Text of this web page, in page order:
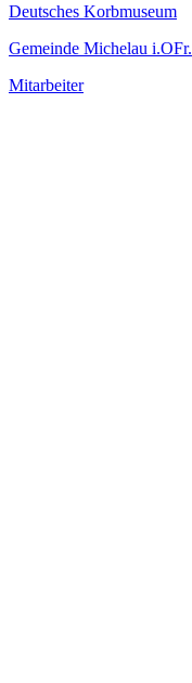
Deutsches Korbmuseum
Gemeinde Michelau i.OFr.
Mitarbeiter